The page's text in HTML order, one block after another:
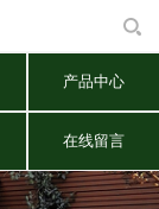
产品中心
在线留言